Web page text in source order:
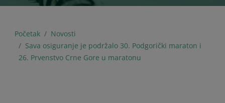
Početak
Novosti
Sava osiguranje je podržalo 30. Podgorički maraton i
26. Prvenstvo Crne Gore u maratonu